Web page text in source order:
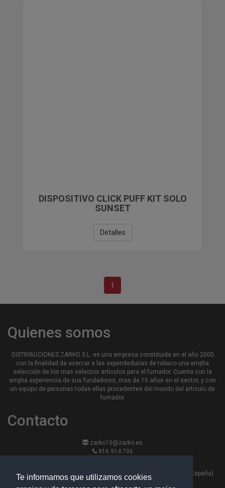
Te informamos que utilizamos cookies
DISPOSITIVO CLICK PUFF KIT SOLO
SUNSET
Detalles
1
Quienes somos
DISTRIBUCIONES ZARKO S.L. es una empresa constituida en el año 2000
con la finalidad de acercar a las expendedurias de tabaco una amplia
selección de los mas selectos artículos para el fumador. Cuenta con la
amplia experiencia de sus fundadores, mas de 15 años en el sector, y con
un equipo de personas todas ellas procedentes del mundo del artículo de
fumador.
Contacto
zarko10@zarko.es
916 914 706
Calle Hierro 13, nave 6 - 28330 -San Martin de la Vega, Madrid (España)